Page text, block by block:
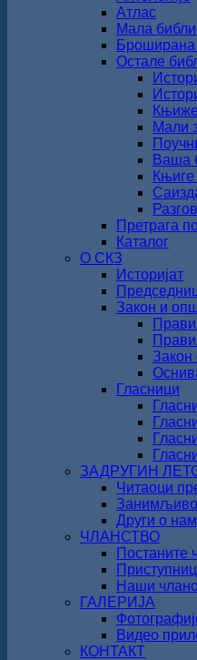
Атлас
Мала
Броширана
Остале
Мали
Ваша
Књиге
Претрага
Каталог
О СКЗ
Историјат
Закон и
Гласници
ЗАДРУГИН
Читаоци
Други о
ЧЛАНСТВО
Постаните
Наши
ГАЛЕРИЈА
Видео
КОНТАКТ